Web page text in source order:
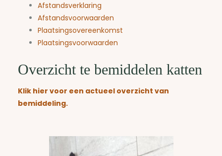
Afstandsverklaring
Afstandsvoorwaarden
Plaatsingsovereenkomst
Plaatsingsvoorwaarden
Overzicht te bemiddelen katten
Klik hier voor een actueel overzicht van
bemiddeling.